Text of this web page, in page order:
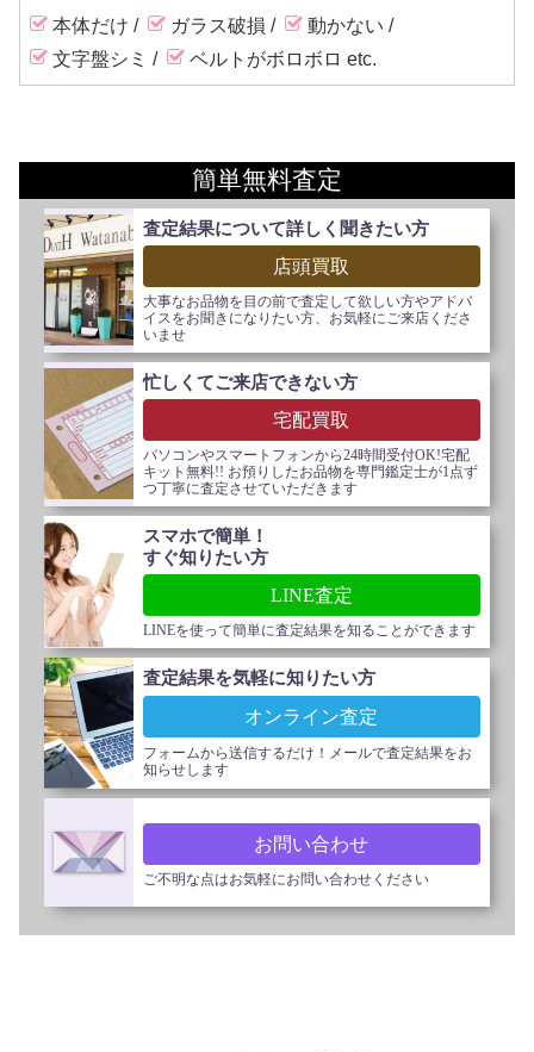
本体だけ ガラス破損
動かない
文字盤シミ
ベルトがボロボロ
簡単無料査定
査定結果について詳しく聞きたい方
店頭買取
大事なお品物を目の前で査定して欲しい方やアドバ
イスをお聞きになりたい方、お気軽にご来店くださ
いませ
忙しくてご来店できない方
宅配買取
パソコンやスマートフォンから24時間受付OK!宅配
キット無料!! お預りしたお品物を専門鑑定士が1点ず
つ丁寧に査定させていただきます
スマホで簡単！
すぐ知りたい方
LINE査定
LINEを使って簡単に査定結果を知ることができます
査定結果を気軽に知りたい方
オンライン査定
フォームから送信するだけ！メールで査定結果をお
知らせします
お問い合わせ
ご不明な点はお気軽にお問い合わせください